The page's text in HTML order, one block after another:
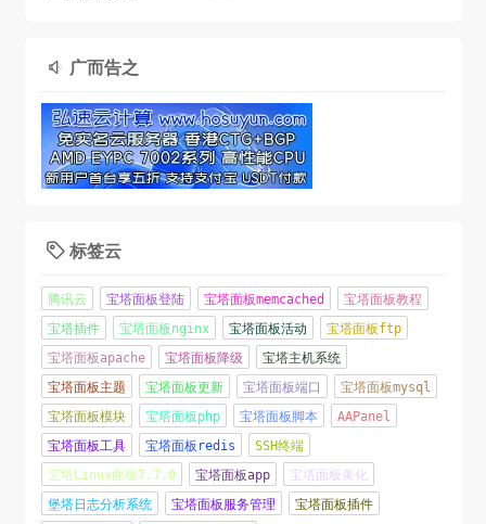
 广而告之
 标签云
腾讯云 宝塔面板登陆 宝塔面板memcached
宝塔面板教程
宝塔插件
宝塔面板nginx 宝塔面板活动
宝塔面板ftp
宝塔面板apache
宝塔面板降级
宝塔主机系统
宝塔面板主题
宝塔面板更新 宝塔面板端口
宝塔面板mysql
宝塔面板模块
宝塔面板php 宝塔面板脚本
AAPanel
宝塔面板工具
宝塔面板redis
SSH终端
宝塔Linux面板7.7.0
宝塔面板app
宝塔面板美化
堡塔日志分析系统
宝塔面板服务管理 宝塔面板插件